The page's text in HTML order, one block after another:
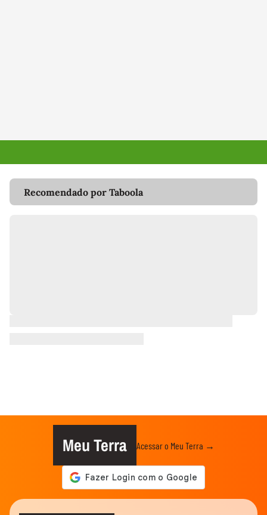
Recomendado por Taboola
Meu Terra Acessar o Meu Terra →